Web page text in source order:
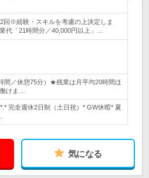
回※経験・スキルを考慮の上決定しま
代「21時間分／40,000円以上」…
間／休憩75分）★残業は月平均20時間ほ
けま…
完全週休2日制（土日祝）* GW休暇* 夏
気になる